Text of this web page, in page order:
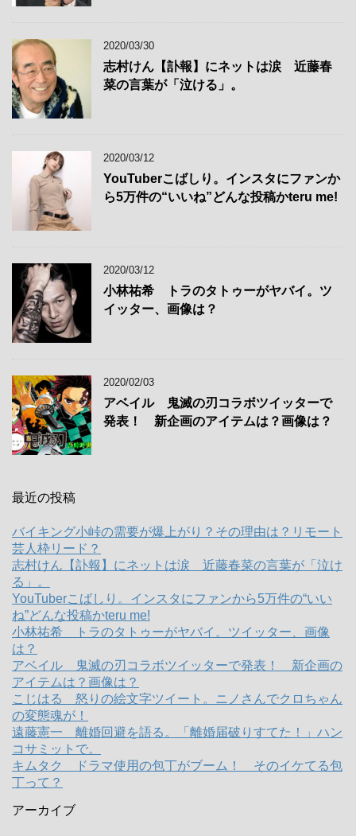
2020/03/30
志村けん【訃報】にネットは涙 近藤春
菜の言葉が「泣ける」。
2020/03/12
YouTuberこばしり。インスタにファンか
ら5万件の“いいね”どんな投稿かteru me!
2020/03/12
小林祐希 トラのタトゥーがヤバイ。ツ
イッター、画像は？
2020/02/03
アベイル 鬼滅の刃コラボツイッターで
発表！ 新企画のアイテムは？画像は？
最近の投稿
バイキング小峠の需要が爆上がり？その理由は？リモート
芸人枠リード？
志村けん【訃報】にネットは涙 近藤春菜の言葉が「泣け
る」。
YouTuberこばしり。インスタにファンから5万件の“いい
ね”どんな投稿かteru me!
小林祐希 トラのタトゥーがヤバイ。ツイッター、画像
は？
アベイル 鬼滅の刃コラボツイッターで発表！ 新企画の
アイテムは？画像は？
こじはる 怒りの絵文字ツイート。ニノさんでクロちゃん
の変態魂が！
遠藤憲一 離婚回避を語る。「離婚届破りすてた！」ハン
コサミットで。
キムタク ドラマ使用の包丁がブーム！ そのイケてる包
丁って？
アーカイブ